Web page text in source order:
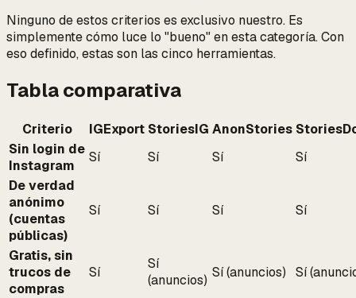
Ninguno de estos criterios es exclusivo nuestro. Es
simplemente cómo luce lo "bueno" en esta categoría. Con
eso definido, estas son las cinco herramientas.
Tabla comparativa
Criterio IGExport StoriesIG AnonStories
Sin login de
Instagram
Sí Sí Sí
Sí
De verdad
anónimo
(cuentas
públicas)
Sí Sí Sí Sí
Gratis, sin
trucos de
compras
Sí
Sí
(anuncios) Sí (anuncios) Sí